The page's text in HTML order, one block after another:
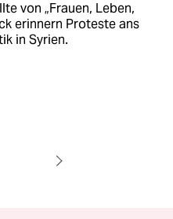
von „Frauen, Leben,
erinnern Proteste ans
in Syrien.